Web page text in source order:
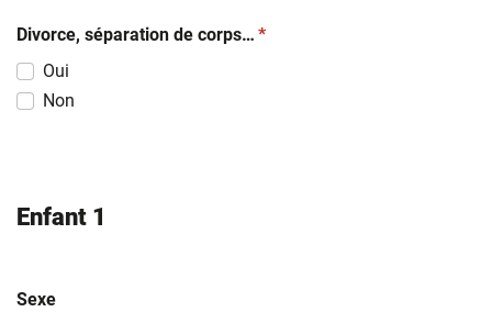
Divorce, séparation de corps… (obligatoire)
*
Oui
Non
Enfant 1
Sexe